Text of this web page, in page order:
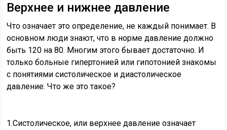
Верхнее и нижнее давление
Что означает это определение, не каждый понимает. В
основном люди знают, что в норме давление должно
быть 120 на 80. Многим этого бывает достаточно. И
только больные гипертонией или гипотонией знакомы
с понятиями систолическое и диастолическое
давление. Что же это такое?
1.Систолическое, или верхнее давление означает